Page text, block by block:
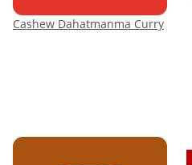
Cashew Dahatmanma Curry